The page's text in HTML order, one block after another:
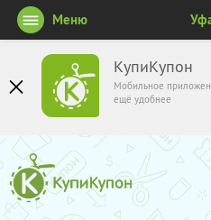
КупиКупон
Мобильное
ещё удобнее
Меню